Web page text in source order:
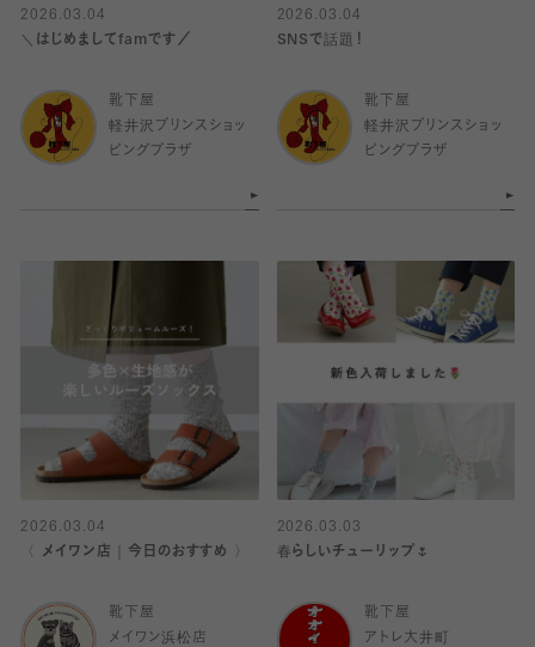
2026.03.04
＼はじめましてfamです／
靴下屋
軽井沢プリンスショッ
ピングプラザ
2026.03.04
SNSで話題！
靴下屋
軽井沢プリンスショッ
ピングプラザ
2026.03.04
〈 メイワン店｜今日のおすすめ 〉
靴下屋
メイワン浜松店
2026.03.03
春らしいチューリップ🌷
靴下屋
アトレ大井町